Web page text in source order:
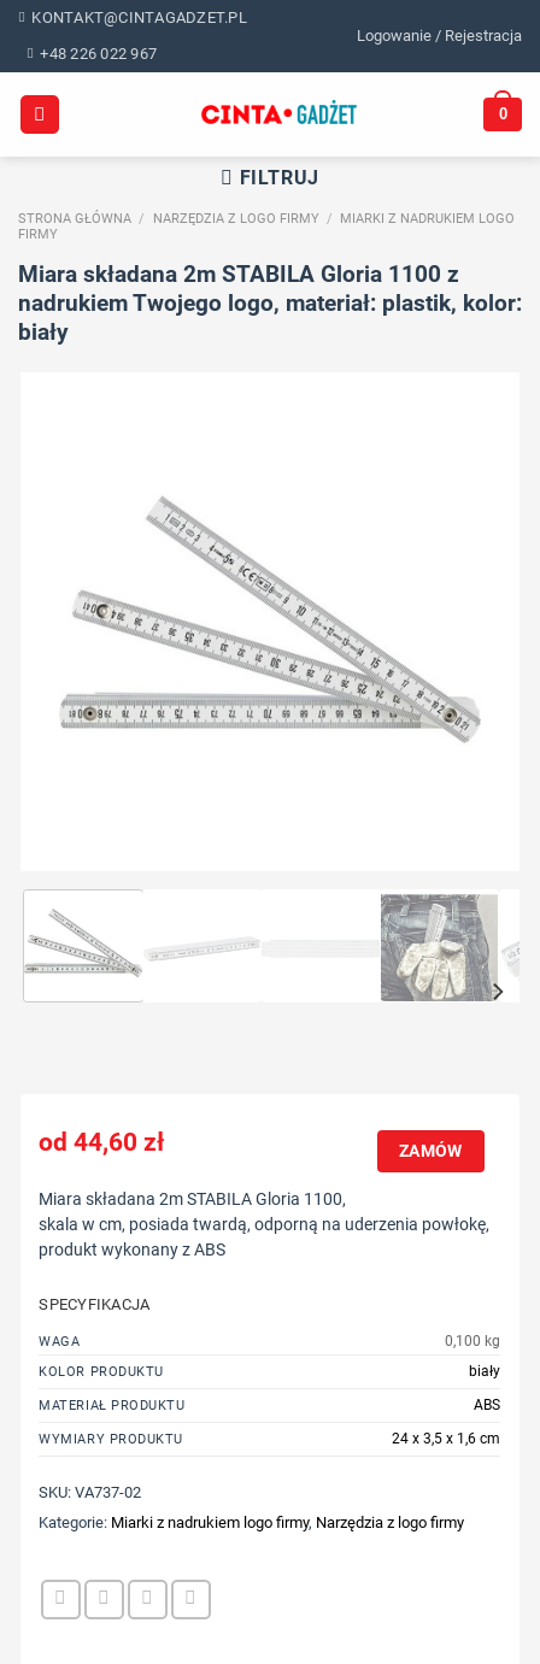
Skip
content
KONTAKT@CINTAGADZET.PL
+48 226 022 967
Logowanie / Rejestracja
0
FILTRUJ
STRONA GŁÓWNA / NARZĘDZIA Z LOGO FIRMY /
MIARKI Z NADRUKIEM LOGO
FIRMY
Miara składana 2m STABILA Gloria 1100 z
nadrukiem Twojego logo, materiał: plastik, kolor:
biały
44,60zł ZAMÓW
Miara składana 2m STABILA Gloria 1100,
skala w cm, posiada twardą, odporną na uderzenia powłokę,
produkt wykonany z ABS
SPECYFIKACJA
WAGA 0,100 kg
KOLOR PRODUKTU biały
MATERIAŁ PRODUKTU ABS
WYMIARY PRODUKTU 24 x 3,5 x 1,6 cm
SKU:VA737-02
Kategorie: Miarki z nadrukiem logo firmy, Narzędzia z logo firmy